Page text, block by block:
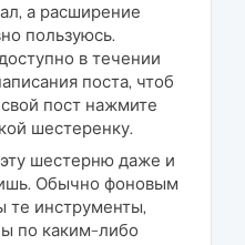
а расширение
пользуюсь.
в течении
поста, чтоб
пост нажмите
шестеренку.
шестерню даже и
Обычно фоновым
те инструменты,
по каким-либо